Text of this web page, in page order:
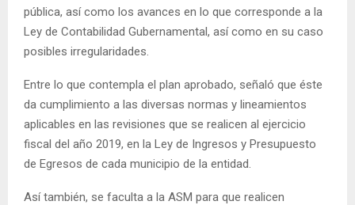
pública, así como los avances en lo que corresponde a la
Ley de Contabilidad Gubernamental, así como en su caso
posibles irregularidades.
Entre lo que contempla el plan aprobado, señaló que éste
da cumplimiento a las diversas normas y lineamientos
aplicables en las revisiones que se realicen al ejercicio
fiscal del año 2019, en la Ley de Ingresos y Presupuesto
de Egresos de cada municipio de la entidad.
Así también, se faculta a la ASM para que realicen